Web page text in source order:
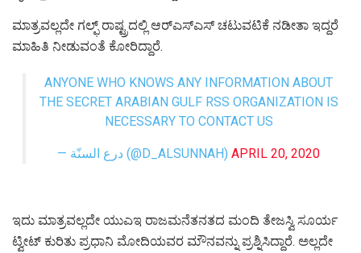
ಮಾತ್ರವಲ್ಲದೇ ಗಲ್ಫ್‌ ರಾಷ್ಟ್ರದಲ್ಲಿ ಆರ್‌ಎಸ್‌ಎಸ್‌ ಚಟುವಟಿಕೆ ನಡೀತಾ ಇದ್ದರೆ
ಮಾಹಿತಿ ನೀಡುವಂತೆ ಕೋರಿದ್ದಾರೆ.
ANYONE WHO KNOWS ANY INFORMATION ABOUT
THE SECRET ARABIAN GULF RSS ORGANIZATION IS
NECESSARY TO CONTACT US
— درع السنّة (@D_ALSUNNAH) APRIL 20, 2020
ಇದು ಮಾತ್ರವಲ್ಲದೇ ಯುಎಇ ರಾಜಮನೆತನತದ ಮಂದಿ ತೇಜಸ್ವಿ ಸೂರ್ಯ
ಟ್ವೀಟ್‌ ಕುರಿತು ಪ್ರಧಾನಿ ಮೋದಿಯವರ ಮೌನವನ್ನು ಪ್ರಶ್ನಿಸಿದ್ದಾರೆ. ಅಲ್ಲದೇ